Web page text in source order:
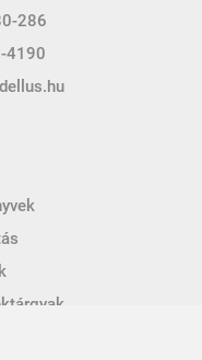
286
4190